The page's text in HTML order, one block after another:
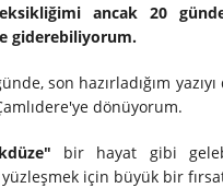
ancak 20
giderebiliyorum.
son hazırladığım
dönüyorum.
bir hayat gibi
için büyük bir